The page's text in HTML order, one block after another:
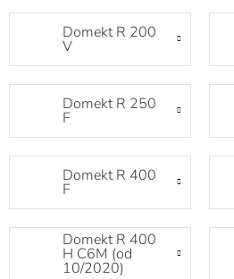
Domekt R 200
V
Domekt R 250
F
Domekt R 400
F
Domekt R 400
H C6M (od
10/2020)